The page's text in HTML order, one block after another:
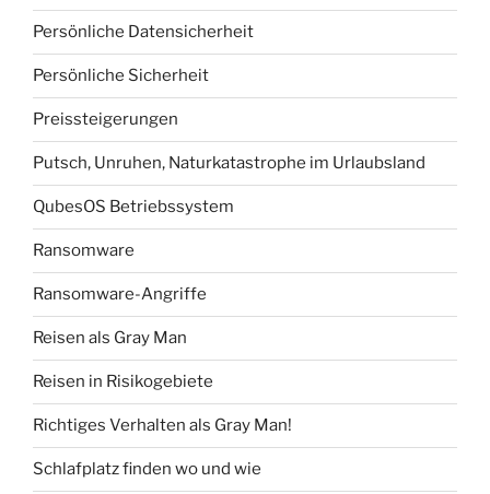
Persönliche Datensicherheit
Persönliche Sicherheit
Preissteigerungen
Putsch, Unruhen, Naturkatastrophe im Urlaubsland
QubesOS Betriebssystem
Ransomware
Ransomware-Angriffe
Reisen als Gray Man
Reisen in Risikogebiete
Richtiges Verhalten als Gray Man!
Schlafplatz finden wo und wie